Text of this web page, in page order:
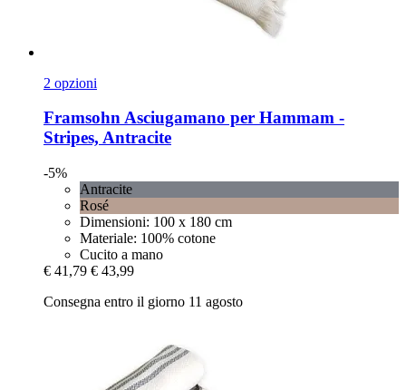
2 opzioni
FramsohnAsciugamano per Hammam -​
Stripes, Antracite
-5%
Antracite
Rosé
Dimensioni: 100 x 180 cm
Materiale: 100% cotone
Cucito a mano
€ 41,79 € 43,99
Consegna entro il giorno 11 agosto